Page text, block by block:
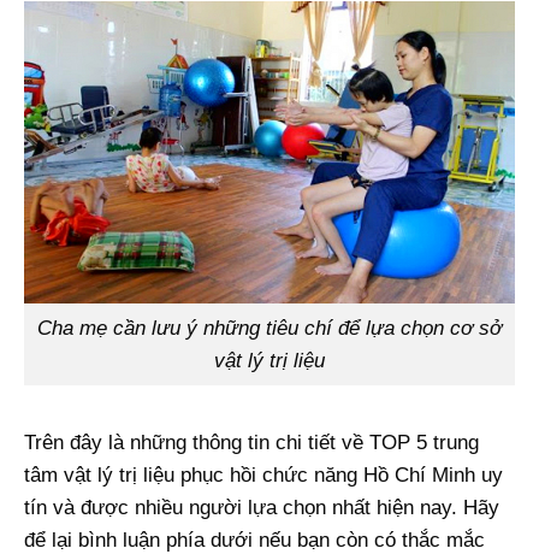
Cha mẹ cần lưu ý những tiêu chí để lựa chọn cơ sở
vật lý trị liệu
Trên đây là những thông tin chi tiết về TOP 5 trung
tâm vật lý trị liệu phục hồi chức năng Hồ Chí Minh uy
tín và được nhiều người lựa chọn nhất hiện nay. Hãy
để lại bình luận phía dưới nếu bạn còn có thắc mắc